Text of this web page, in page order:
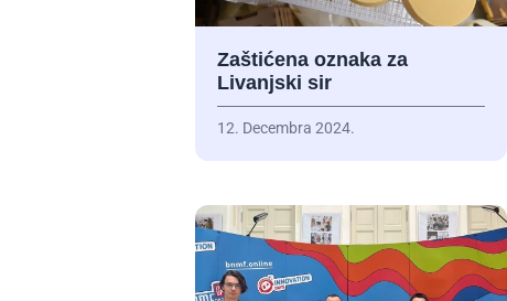
Zaštićena oznaka za
Livanjski sir
12. Decembra 2024.